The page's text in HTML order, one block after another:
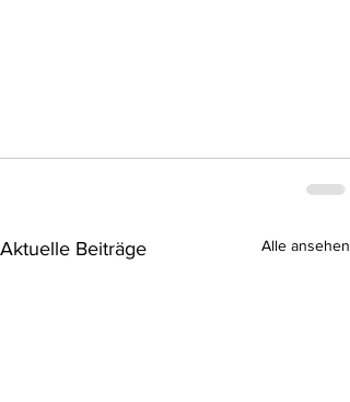
Aktuelle Beiträge Alle ansehen